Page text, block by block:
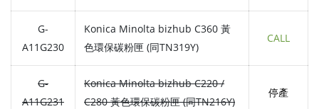
G-
A11G230
Konica Minolta bizhub C360 黃
色環保碳粉匣 (同TN319Y)
CALL
G-
A11G231
Konica Minolta bizhub C220 /
C280 黃色環保碳粉匣 (同TN216Y)
停產